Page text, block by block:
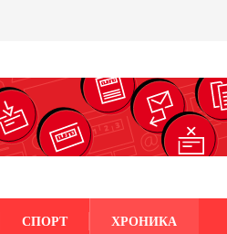
СПОРТ ХРОНИКА